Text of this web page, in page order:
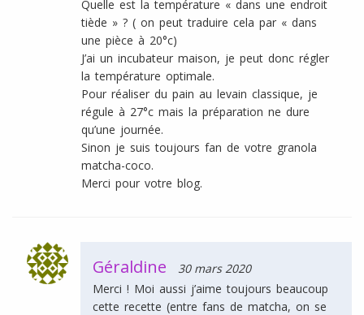
Quelle est la température « dans une endroit
tiède » ? ( on peut traduire cela par « dans
une pièce à 20°c)
J’ai un incubateur maison, je peut donc régler
la température optimale.
Pour réaliser du pain au levain classique, je
régule à 27°c mais la préparation ne dure
qu’une journée.
Sinon je suis toujours fan de votre granola
matcha-coco.
Merci pour votre blog.
Géraldine
30 mars 2020
Merci ! Moi aussi j’aime toujours beaucoup
cette recette (entre fans de matcha, on se